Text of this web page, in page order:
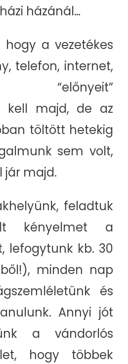
házánál…
hogy a vezetékes
telefon, internet,
“előnyeit”
kell majd, de az
töltött hetekig
sem volt,
jár majd.
feladtuk
kényelmet a
lefogytunk kb. 30
minden nap
és
Annyi jót
a vándorlós
hogy többek